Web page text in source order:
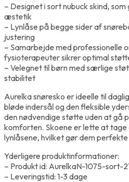
– Designet i sort nubuck skind,
æstetik
– Lynlåse på begge sider af
justering
– Samarbejde med
fysioterapeuter sikrer optimal
– Velegnet til børn med særlige
stabilitet
Aurelka snøresko er ideelle til
bløde indersål og den fleksible
den nødvendige støtte uden at gå
komforten. Skoene er lette at
lynlåsene, hvilket gør dem
Yderligere produktinformationer:
– Produkt id: AurelkaN-1075-sort-
– Leveringstid: 1-3 dage